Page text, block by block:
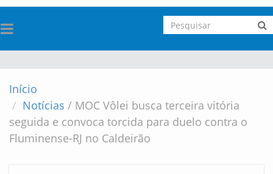
TOGGLE
NAVIGATION
Início
Notícias / MOC Vôlei busca terceira vitória
seguida e convoca torcida para duelo contra o
Fluminense-RJ no Caldeirão